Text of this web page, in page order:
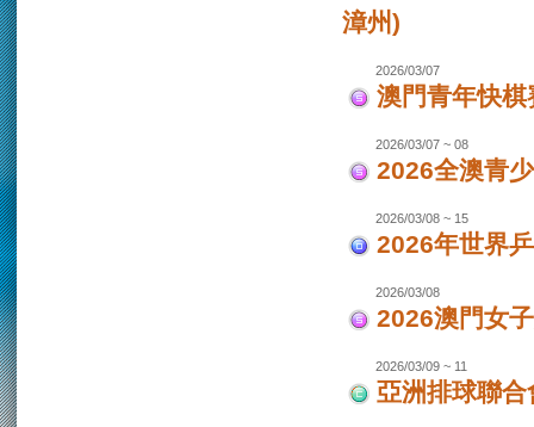
漳州)
2026/03/07
澳門青年快棋
2026/03/07 ~ 08
2026全澳青
2026/03/08 ~ 15
2026年世界
2026/03/08
2026澳門女
2026/03/09 ~ 11
亞洲排球聯